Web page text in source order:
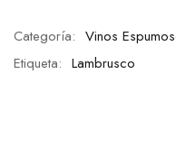
Categoría: Vinos
Etiqueta: Lambrusco